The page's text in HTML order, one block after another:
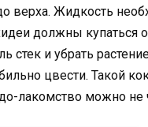
верха. Жидкость
должны купаться
стек и убрать
цвести. Такой
лакомство можно не